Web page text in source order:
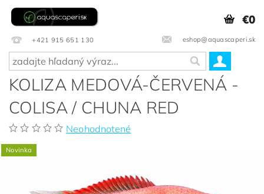
+421 915 651 130 eshop@aquascaperi.sk
€0
KOLIZA MEDOVÁ-ČERVENÁ -
COLISA / CHUNA RED
Neohodnotené
Novinka